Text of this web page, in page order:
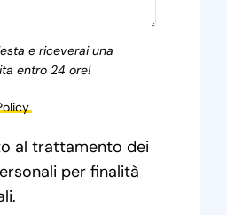
e riceverai una
entro 24 ore!
al trattamento dei
per finalità